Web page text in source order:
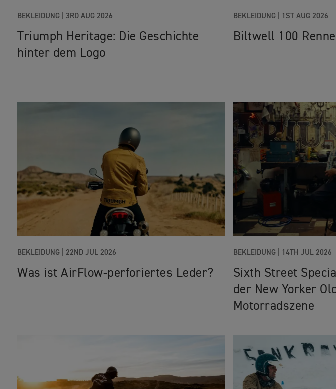
BEKLEIDUNG | 3RD AUG 2026
Triumph Heritage: Die Geschichte
hinter dem Logo
BEKLEIDUNG | 1ST AUG 2026
Biltwell 100
BEKLEIDUNG 22ND JUL 2026
Was ist AirFlow-perforiertes Leder?
BEKLEIDUNG| 14TH JUL 2026
Sixth Street
der New Yorker
Motorradszene